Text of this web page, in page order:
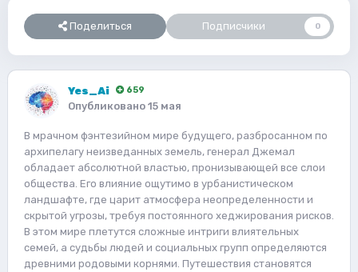
Поделиться Подписчики 0
Yes_Ai 659
Опубликовано 15 мая
В мрачном фэнтезийном мире будущего, разбросанном по
архипелагу неизведанных земель, генерал Джемал
обладает абсолютной властью, пронизывающей все слои
общества. Его влияние ощутимо в урбанистическом
ландшафте, где царит атмосфера неопределенности и
скрытой угрозы, требуя постоянного хеджирования рисков.
В этом мире плетутся сложные интриги влиятельных
семей, а судьбы людей и социальных групп определяются
древними родовыми корнями. Путешествия становятся